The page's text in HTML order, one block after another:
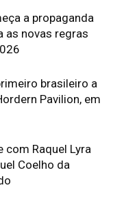
a propaganda
as novas regras
brasileiro a
Pavilion, em
com Raquel Lyra
Coelho da